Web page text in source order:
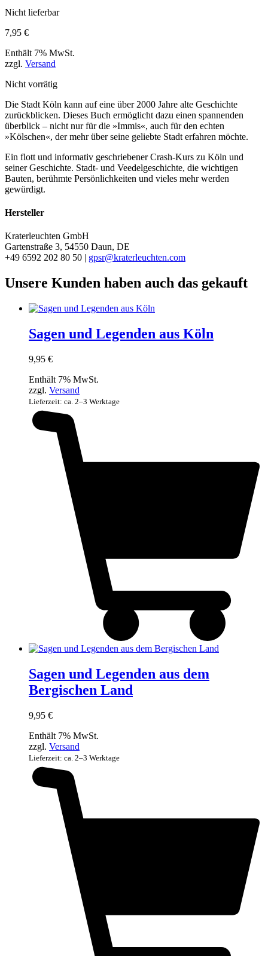
Nicht lieferbar
7,95 €
Enthält 7% MwSt.
zzgl. Versand
Nicht vorrätig
Die Stadt Köln kann auf eine über 2000 Jahre alte Geschichte
zurückblicken. Dieses Buch ermöglicht dazu einen spannenden
überblick – nicht nur für die »Immis«, auch für den echten
»Kölschen«, der mehr über seine geliebte Stadt erfahren möchte.
Ein flott und informativ geschriebener Crash-Kurs zu Köln und
seiner Geschichte. Stadt- und Veedelgeschichte, die wichtigen
Bauten, berühmte Persönlichkeiten und vieles mehr werden
gewürdigt.
Hersteller
Kraterleuchten GmbH
Gartenstraße 3, 54550 Daun, DE
+49 6592 202 80 50 | gpsr@kraterleuchten.com
Unsere Kunden haben auch das gekauft
Sagen und Legenden aus Köln
9,95 €
Enthält 7% MwSt.
zzgl. Versand
Lieferzeit: ca. 2–3 Werktage
Sagen und Legenden aus dem
Bergischen Land
9,95 €
Enthält 7% MwSt.
zzgl. Versand
Lieferzeit: ca. 2–3 Werktage